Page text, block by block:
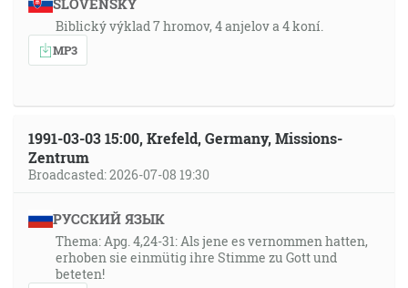
SLOVENSKY
Biblický výklad 7 hromov, 4 anjelov a 4 koní.
MP3
1991-03-03 15:00, Krefeld, Germany, Missions-
Zentrum
Broadcasted: 2026-07-08 19:30
РУССКИЙ ЯЗЫК
Thema: Apg. 4,24-31: Als jene es vernommen hatten,
erhoben sie einmütig ihre Stimme zu Gott und
beteten!